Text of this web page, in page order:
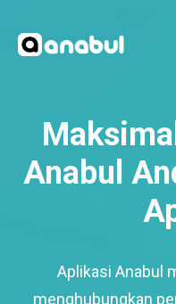
Anabul
Aplikasi Anabul
menghubungkan